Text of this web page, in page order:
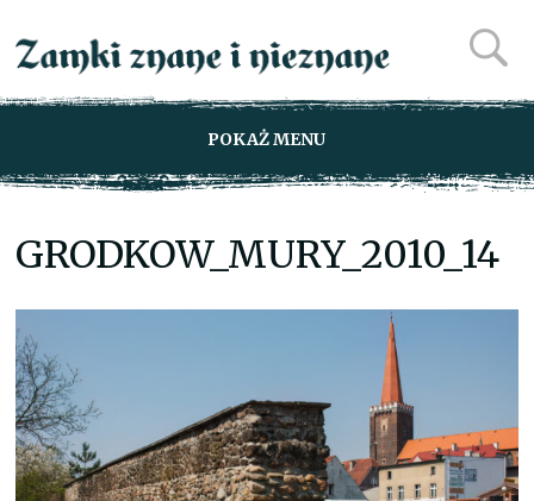
POKAŻ MENU
GRODKOW_MURY_2010_14